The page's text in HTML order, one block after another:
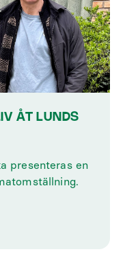
ÅT LUNDS
presenteras en